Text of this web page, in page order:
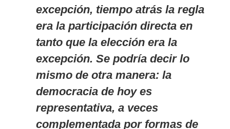
excepción, tiempo atrás la regla
era la participación directa en
tanto que la elección era la
excepción. Se podría decir lo
mismo de otra manera: la
democracia de hoy es
representativa, a veces
complementada por formas de